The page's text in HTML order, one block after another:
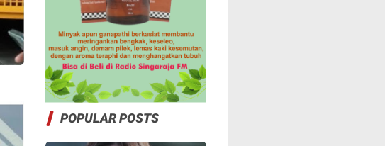
POPULAR POSTS